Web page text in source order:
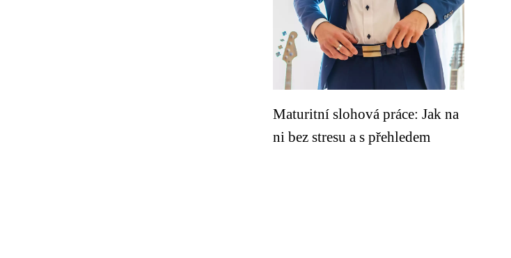
Maturitní slohová práce: Jak na
ni bez stresu a s přehledem